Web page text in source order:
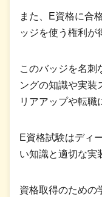
また、E資格に合
ッジを使う権利が
このバッジを名刺
ングの知識や実装
リアアップや転職
E資格試験はディ
い知識と適切な実
資格取得のための